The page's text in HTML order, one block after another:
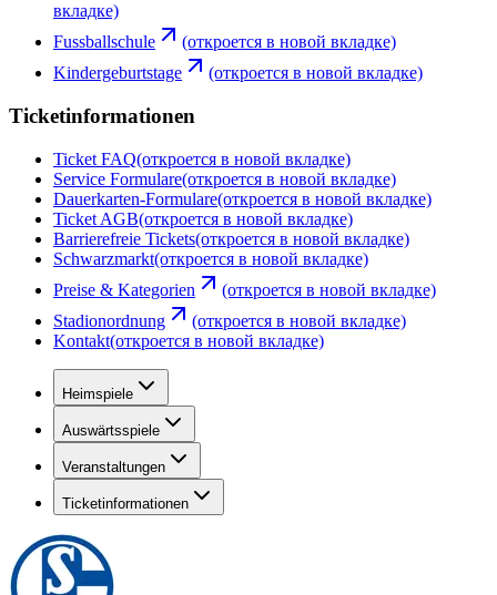
вкладке)
Fussballschule
(откроется в новой вкладке)
Kindergeburtstage
(откроется в новой вкладке)
Ticketinformationen
Ticket FAQ(откроется в новой вкладке)
Service Formulare(откроется в новой вкладке)
Dauerkarten-Formulare(откроется в новой вкладке)
Ticket AGB(откроется в новой вкладке)
Barrierefreie Tickets(откроется в новой вкладке)
Schwarzmarkt(откроется в новой вкладке)
Preise & Kategorien
(откроется в новой вкладке)
Stadionordnung
(откроется в новой вкладке)
Kontakt(откроется в новой вкладке)
Heimspiele
Auswärtsspiele
Veranstaltungen
Ticketinformationen